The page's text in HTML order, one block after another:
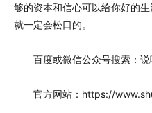
够的资本和信心可以给你好的
就一定会松口的。
百度或微信公众号搜索：说
官方网站：https://